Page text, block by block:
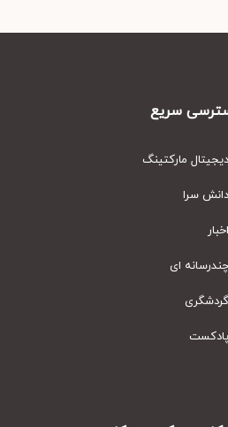
سریع
مارکتینگ
سرا
ای